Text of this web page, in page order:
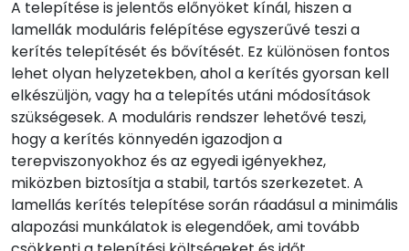
A telepítése is jelentős előnyöket kínál, hiszen a
lamellák moduláris felépítése egyszerűvé teszi a
kerítés telepítését és bővítését. Ez különösen fontos
lehet olyan helyzetekben, ahol a kerítés gyorsan kell
elkészüljön, vagy ha a telepítés utáni módosítások
szükségesek. A moduláris rendszer lehetővé teszi,
hogy a kerítés könnyedén igazodjon a
terepviszonyokhoz és az egyedi igényekhez,
miközben biztosítja a stabil, tartós szerkezetet. A
lamellás kerítés telepítése során ráadásul a minimális
alapozási munkálatok is elegendőek, ami tovább